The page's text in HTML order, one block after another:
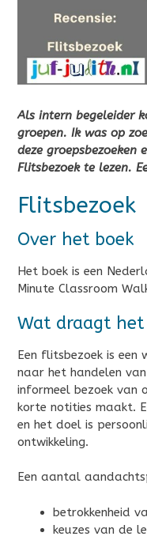
Als intern begeleider
groepen. Ik was op
deze groepsbezoeken
Flitsbezoek te lezen.
Flitsbezoek
Over het boek
Het boek is een
Minute Classroom
Wat draagt het
Een flitsbezoek is een
naar het handelen
informeel bezoek van
korte notities maakt.
en het doel is
ontwikkeling.
Een aantal
betrokkenheid
keuzes van de